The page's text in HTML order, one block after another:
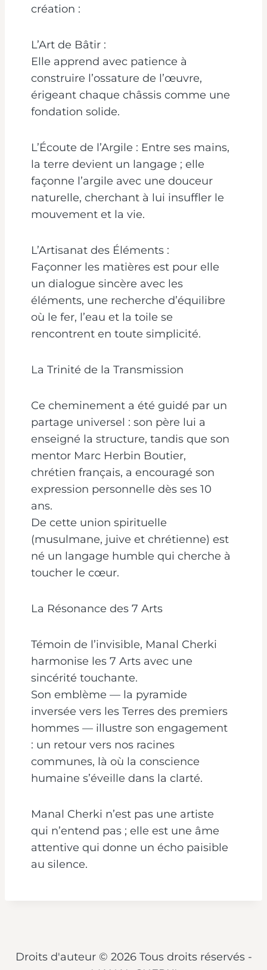
création :
L’Art de Bâtir :
Elle apprend avec patience à
construire l’ossature de l’œuvre,
érigeant chaque châssis comme une
fondation solide.
L’Écoute de l’Argile : Entre ses mains,
la terre devient un langage ; elle
façonne l’argile avec une douceur
naturelle, cherchant à lui insuffler le
mouvement et la vie.
L’Artisanat des Éléments :
Façonner les matières est pour elle
un dialogue sincère avec les
éléments, une recherche d’équilibre
où le fer, l’eau et la toile se
rencontrent en toute simplicité.
La Trinité de la Transmission
Ce cheminement a été guidé par un
partage universel : son père lui a
enseigné la structure, tandis que son
mentor Marc Herbin Boutier,
chrétien français, a encouragé son
expression personnelle dès ses 10
ans.
De cette union spirituelle
(musulmane, juive et chrétienne) est
né un langage humble qui cherche à
toucher le cœur.
La Résonance des 7 Arts
Témoin de l’invisible, Manal Cherki
harmonise les 7 Arts avec une
sincérité touchante.
Son emblème — la pyramide
inversée vers les Terres des premiers
hommes — illustre son engagement
: un retour vers nos racines
communes, là où la conscience
humaine s’éveille dans la clarté.
Manal Cherki n’est pas une artiste
qui n’entend pas ; elle est une âme
attentive qui donne un écho paisible
au silence.
Droits d'auteur © 2026 Tous droits réservés -